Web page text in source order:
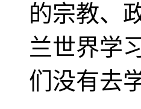
的宗教、
兰世界学
们没有去